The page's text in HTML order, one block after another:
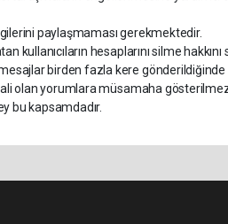
paylaşmaması gerekmektedir.
hesaplarını silme hakkını
birden fazla kere
olan yorumlara müsamaha
bu kapsamdadır.